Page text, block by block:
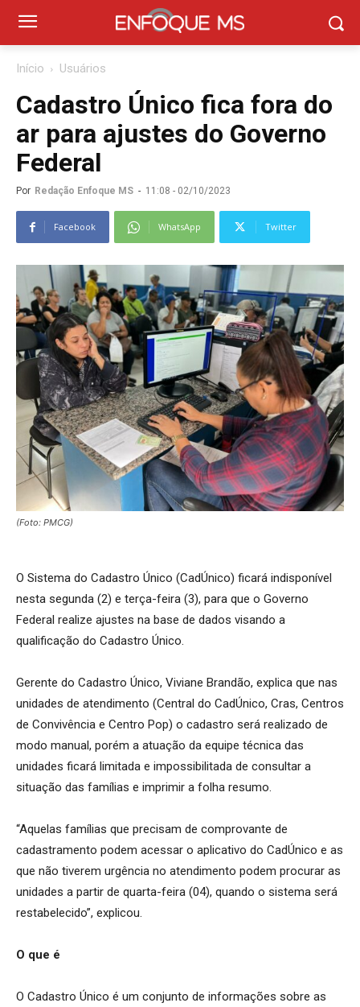
Início Usuários
Cadastro Único fica fora do
ar para ajustes do Governo
Federal
Por Redação Enfoque MS - 11:08 - 02/10/2023
Facebook WhatsApp Twitter
(Foto: PMCG)
O Sistema do Cadastro Único (CadÚnico) ficará indisponível
nesta segunda (2) e terça-feira (3), para que o Governo
Federal realize ajustes na base de dados visando a
qualificação do Cadastro Único.
Gerente do Cadastro Único, Viviane Brandão, explica que nas
unidades de atendimento (Central do CadÚnico, Cras, Centros
de Convivência e Centro Pop) o cadastro será realizado de
modo manual, porém a atuação da equipe técnica das
unidades ficará limitada e impossibilitada de consultar a
situação das famílias e imprimir a folha resumo.
“Aquelas famílias que precisam de comprovante de
cadastramento podem acessar o aplicativo do CadÚnico e as
que não tiverem urgência no atendimento podem procurar as
unidades a partir de quarta-feira (04), quando o sistema será
restabelecido”, explicou.
O que é
O Cadastro Único é um conjunto de informações sobre as